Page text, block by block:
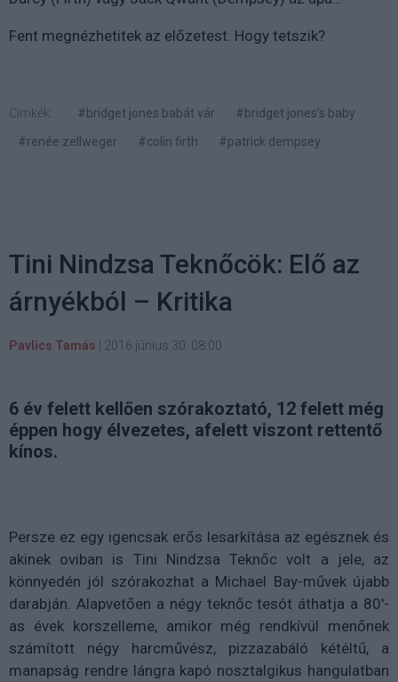
Fent megnézhetitek az előzetest. Hogy tetszik?
Címkék: #bridget jones babát vár
#bridget jones’s baby
#renée zellweger
#colin firth #patrick dempsey
Tini Nindzsa Teknőcök: Elő az
árnyékból – Kritika
Pavlics Tamás | 2016 június 30. 08:00
6 év felett kellően szórakoztató, 12 felett még
éppen hogy élvezetes, afelett viszont rettentő
kínos.
Persze ez egy igencsak erős lesarkítása az egésznek és
akinek oviban is Tini Nindzsa Teknőc volt a jele, az
könnyedén jól szórakozhat a Michael Bay-művek újabb
darabján. Alapvetően a négy teknőc tesót áthatja a 80'-
as évek korszelleme, amikor még rendkívül menőnek
számított négy harcművész, pizzazabáló kétéltű, a
manapság rendre lángra kapó nosztalgikus hangulatban